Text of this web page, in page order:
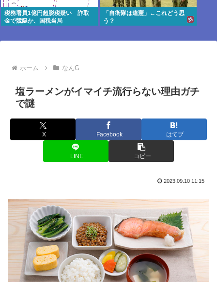
税務署員1億円超脱税疑い 詐取
金で競艇か、国税当局
「自衛隊は違憲」←これどう思
う？
ホーム なんG
塩ラーメンがイマイチ流行らない理由ガチ
で謎
X Facebook はてブ
LINE コピー
2023.09.10 11:15